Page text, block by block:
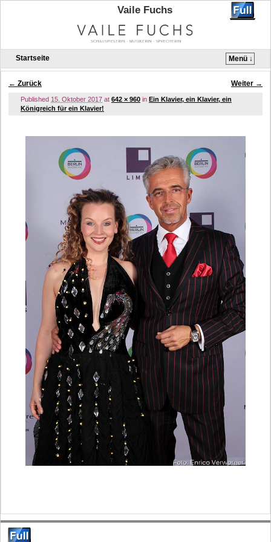
Vaile Fuchs
Startseite
Menü ↓
Zum Inhalt wechseln
Zum sekundären Inhalt wechseln
Bilder-Navigation
← Zurück Weiter →
Published 15. Oktober 2017 at 642 × 960 in Ein Klavier, ein Klavier, ein
Königreich für ein Klavier!